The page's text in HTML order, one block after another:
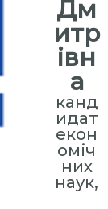
Дм
итр
івн
а
канд
идат
екон
оміч
них
наук,